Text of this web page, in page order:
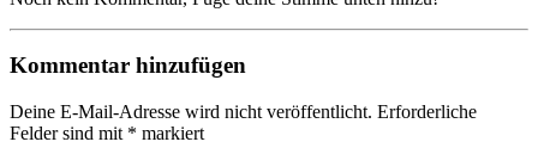
Kommentar hinzufügen
Deine E-Mail-Adresse wird nicht veröffentlicht. Erforderliche
Felder sind mit * markiert